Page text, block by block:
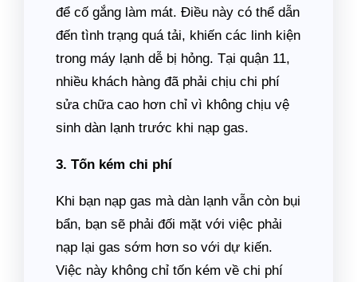
để cố gắng làm mát. Điều này có thể dẫn
đến tình trạng quá tải, khiến các linh kiện
trong máy lạnh dễ bị hỏng. Tại quận 11,
nhiều khách hàng đã phải chịu chi phí
sửa chữa cao hơn chỉ vì không chịu vệ
sinh dàn lạnh trước khi nạp gas.
3. Tốn kém chi phí
Khi bạn nạp gas mà dàn lạnh vẫn còn bụi
bẩn, bạn sẽ phải đối mặt với việc phải
nạp lại gas sớm hơn so với dự kiến.
Việc này không chỉ tốn kém về chi phí